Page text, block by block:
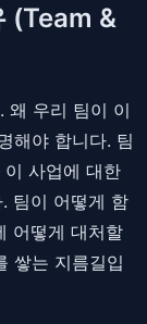
(Team &
왜 우리 팀이 이
해야 합니다. 팀
사업에 대한
팀이 어떻게 함
어떻게 대처할
쌓는 지름길입